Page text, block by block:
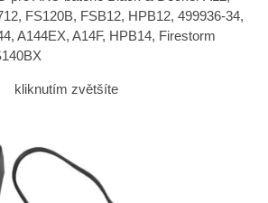
FS120B, FSB12, HPB12, 499936-34,
A144EX, A14F, HPB14, Firestorm
kliknutím zvětšíte